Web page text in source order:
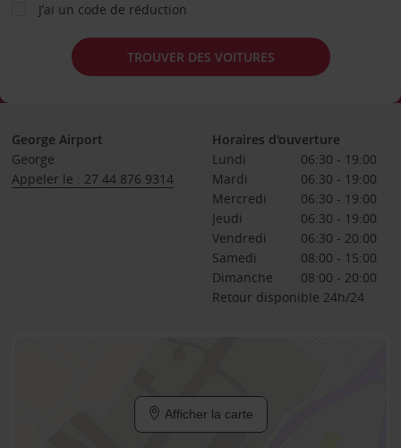
J’ai un code de réduction
TROUVER DES VOITURES
George Airport
George
Appeler le : 27 44 876 9314
Horaires d'ouverture
Lundi
06:30 - 19:00
Mardi
06:30 - 19:00
Mercredi
06:30 - 19:00
Jeudi
06:30 - 19:00
Vendredi
06:30 - 20:00
Samedi
08:00 - 15:00
Dimanche
08:00 - 20:00
Retour disponible 24h/24
Afficher la carte